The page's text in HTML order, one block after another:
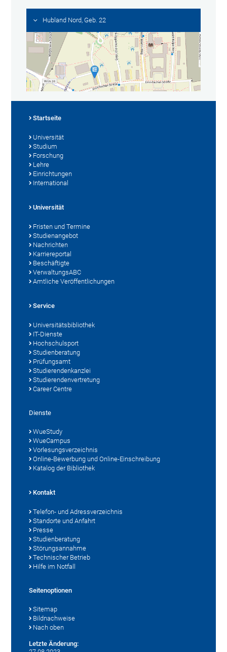
Hubland Nord, Geb. 22
Startseite
Universität
Studium
Forschung
Lehre
Einrichtungen
International
Universität
Fristen und Termine
Studienangebot
Nachrichten
Karriereportal
Beschäftigte
VerwaltungsABC
Amtliche Veröffentlichungen
Service
Universitätsbibliothek
IT-Dienste
Hochschulsport
Studienberatung
Prüfungsamt
Studierendenkanzlei
Studierendenvertretung
Career Centre
Dienste
WueStudy
WueCampus
Vorlesungsverzeichnis
Online-Bewerbung und Online-Einschreibung
Katalog der Bibliothek
Kontakt
Telefon- und Adressverzeichnis
Standorte und Anfahrt
Presse
Studienberatung
Störungsannahme
Technischer Betrieb
Hilfe im Notfall
Seitenoptionen
Sitemap
Bildnachweise
Nach oben
Letzte Änderung: